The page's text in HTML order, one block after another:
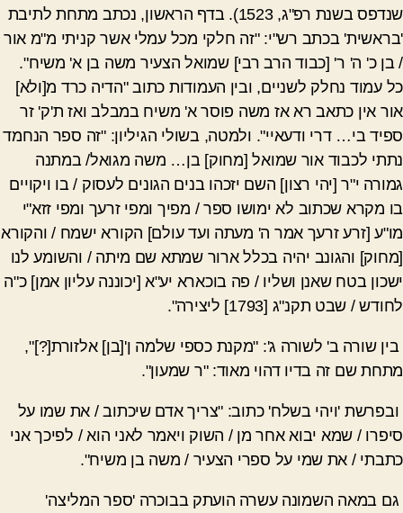
שנדפס בשנת רפ"ג, 1523). בדף הראשון, נכתב מתחת לתיבת
'בראשית' בכתב רש"י: "זה חלקי מכל עמלי אשר קניתי מ"מ אור
/ בן כ' ה' ר' [כבוד הרב רבי] שמואל הצעיר משה בן א' משיח".
כל עמוד נחלק לשניים, ובין העמודות כתוב "הדיה כרד מ[ולא]
אור אין כתאב רא אז משה פוסר א' משיח במבלב ואז ת'ק' זר
ספיד בי… דרי ודעאיי". ולמטה, בשולי הגיליון: "זה ספר הנחמד
נתתי לכבוד אור שמואל [מחוק] בן… משה מגואל/ במתנה
גמורה י"ר [יהי רצון] השם יזכהו בנים הגונים לעסוק / בו ויקויים
בו מקרא שכתוב לא ימושו ספר / מפיך ומפי זרעך ומפי זזא"י
מו"ע [זרע זרעך אמר ה' מעתה ועד עולם] הקורא ישמח / והקורא
[מחוק] והגונב יהיה בכלל ארור שמתא שם מיתה / והשומע לנו
ישכון בטח שאנן ושליו / פה בוכארא יע"א [יכוננה עליון אמן] כ"ה
לחודש / שבט תקנ"ג [1793] ליצירה".
בין שורה ב' לשורה ג': "מקנת כספי שלמה ן'[בן] אלזורת[?]",
מתחת שם זה בדיודהוי מאוד: "ר שמעון".
ובפרשת 'ויהי בשלח' כתוב: "צריך אדם שיכתוב / את שמו על
סיפרו / שמא יבוא אחר מן / השוק ויאמר לאני הוא / לפיכך אני
כתבתי / את שמי על ספרי הצעיר / משה בן משיח".
גם במאה השמונה עשרה הועתק בבוכרה 'ספר המליצה'